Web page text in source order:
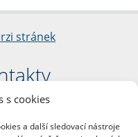
s cookies
a další sledovací nástroje
stránek
1/2